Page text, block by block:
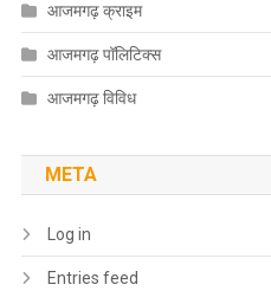
आजमगढ़ क्राइम
आजमगढ़ पॉलिटिक्स
आजमगढ़ विविध
META
Log in
Entries feed